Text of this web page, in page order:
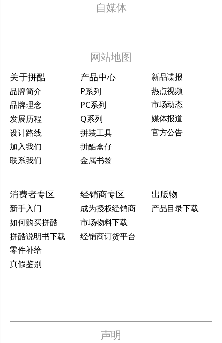
自媒体
网站地图
关于拼酷
品牌简介
品牌理念
发展历程
设计路线
加入我们
联系我们
产品中心
P系列
PC系列
Q系列
拼装工具
拼酷盒仔
金属书签
新品谍报
热点视频
市场动态
媒体报道
官方公告
消费者专区
新手入门
如何购买拼酷
拼酷说明书下载
零件补给
真假鉴别
经销商专区
成为授权经销商
市场物料下载
经销商订货平台
出版物
产品目录下载
声明